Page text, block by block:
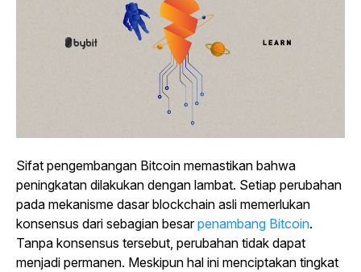
Sifat pengembangan Bitcoin memastikan bahwa
peningkatan dilakukan dengan lambat. Setiap perubahan
pada mekanisme dasar blockchain asli memerlukan
konsensus dari sebagian besarpenambang Bitcoin.
Tanpa konsensus tersebut, perubahan tidak dapat
menjadi permanen. Meskipun hal ini menciptakan tingkat